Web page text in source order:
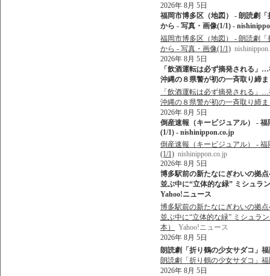
2026年 8月 5日
福岡市博多区（地図） - 朗読劇
から - 写真・画像(1/1) -
福岡市博多区（地図） - 朗読劇
から - 写真・画像(1/1)
2026年 8月 5日
「飲酒運転は必ず摘発される」
沖縄の８県警が初の一斉取り締
「飲酒運転は必ず摘発される」
沖縄の８県警が初の一斉取り締
2026年 8月 5日
倒産速報（キービジュアル） -
(1/1) - nishinippon.co.jp
倒産速報（キービジュアル） -
(1/1) nishinippon.co.jp
2026年 8月 5日
博多駅前の新たなにぎわいの拠
並ぶ中に“立体的な緑” ミシュラ
Yahoo!ニュース
博多駅前の新たなにぎわいの拠
並ぶ中に“立体的な緑” ミシュラ
本）
Yahoo!ニュース
2026年 8月 5日
朗読劇「折り鶴の少女サダコ」
朗読劇「折り鶴の少女サダコ」
2026年 8月 5日